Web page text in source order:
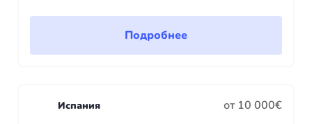
Подробнее
Испания от 10 000€